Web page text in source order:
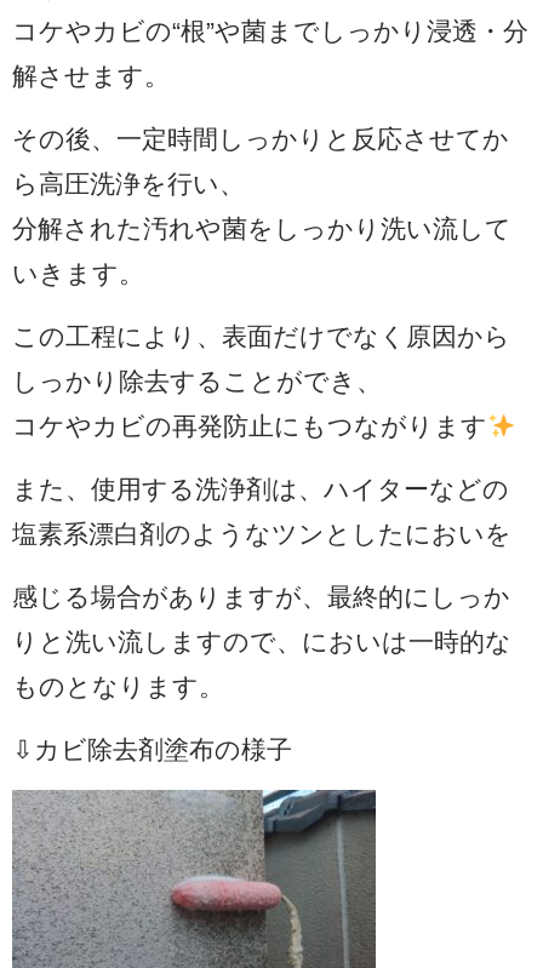
コケやカビの“根”や菌までしっかり浸透・分
解させます。
その後、一定時間しっかりと反応させてか
ら高圧洗浄を行い、
分解された汚れや菌をしっかり洗い流して
いきます。
この工程により、表面だけでなく原因から
しっかり除去することができ、
コケやカビの再発防止にもつながります
また、使用する洗浄剤は、ハイターなどの
塩素系漂白剤のようなツンとしたにおいを
感じる場合がありますが、最終的にしっか
りと洗い流しますので、においは一時的な
ものとなります。
⇩カビ除去剤塗布の様子